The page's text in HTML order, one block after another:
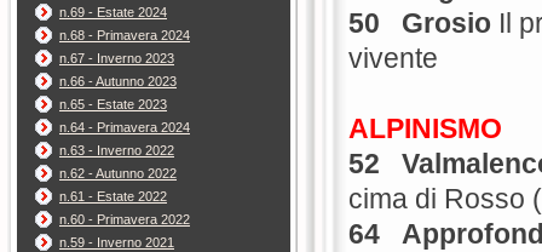
n.69 - Estate 2024
n.68 - Primavera 2024
n.67 - Inverno 2023
n.66 - Autunno 2023
n.65 - Estate 2023
n.64 - Primavera 2024
n.63 - Inverno 2022
n.62 - Autunno 2022
n.61 - Estate 2022
n.60 - Primavera 2022
n.59 - Inverno 2021
50 Grosio Il
vivente
ALPINISMO
52
cima di Rosso
64